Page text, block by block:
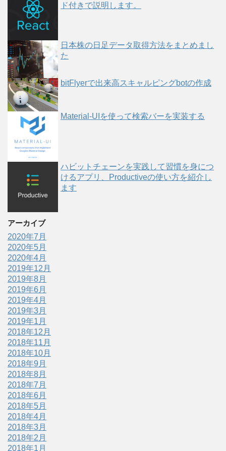
ド付きで説明します。
日本株の日足データ取得方法をまとめまし
た
bitFlyerで出来高スキャルピングbotの作成
Material-UIを使って検索バーを実装する
ハビットチェーンを実践して習慣を身につ
けるアプリ、Productiveの使い方を紹介し
ます
アーカイブ
2020年7月
2020年5月
2020年4月
2019年12月
2019年8月
2019年6月
2019年4月
2019年3月
2019年1月
2018年12月
2018年11月
2018年10月
2018年9月
2018年8月
2018年7月
2018年6月
2018年5月
2018年4月
2018年3月
2018年2月
2018年1月